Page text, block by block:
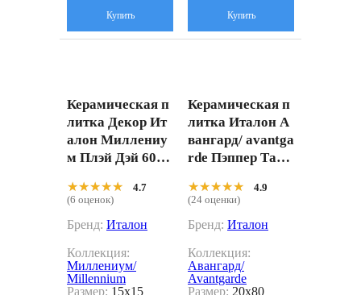
Купить Купить
Керамическая п
литка Декор Ит
алон Миллениу
м Плэй Дэй 6000
15x15
★★★★★
★★★★★
4.7
(6 оценок)
Бренд: Италон
Коллекция:
Миллениум/
Millennium
Размер: 15x15
Керамическая п
литка Италон А
вангард/ avantga
rde Пэппер Тата
7 Коричневый 2
0x80
★★★★★
★★★★★
4.9
(24 оценки)
Бренд: Италон
Коллекция:
Авангард/
Avantgarde
Размер: 20x80